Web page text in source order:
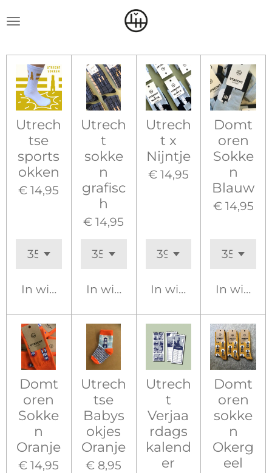
hoofdinhoud
Utrech
tse
sports
okken
€ 14,95
In winkelwagen
Utrech
t
sokke
n
grafisc
h
€ 14,95
In winkelwagen
Utrech
t x
Nijntje
€ 14,95
In winkelwagen
Domt
oren
Sokke
n
Blauw
€ 14,95
In
Domt
oren
Sokke
n
Oranje
€ 14,95
Utrech
tse
Babys
okjes
Oranje
€ 8,95
Utrech
t
Verjaa
rdags
kalend
er
Domt
oren
sokke
n
Okerg
eel